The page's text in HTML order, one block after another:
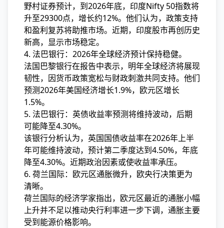
野村证券预计，到2026年底，印度Nifty 50指数将
升至29300点，增长约12%。他们认为，政策支持
和盈利复苏将助推市场。近期，印度股市再创历史
新高，显示市场稳定。
4. 法巴银行：2026年全球经济预计保持稳健。
法国巴黎银行在报告中表示，明年全球经济将展现
韧性，因货币政策宽松与财政刺激共同支持。他们
预测2026年美国经济增长1.9%，欧元区增长
1.5%。
5. 法巴银行：英债收益率预测将维持波动，后期
可能降至4.30%。
该银行分析认为，英国国债收益率在2026年上半
年可能维持波动，预计第二季度达到4.50%，年底
降至4.30%。近期政治因素或使收益率承压。
6. 荷兰国际：欧元区通胀微升，欧央行决策更为
清晰。
荷兰国际的经济学家指出，欧元区最近的通胀小幅
上升并不足以推动央行利率进一步下调，通胀主要
受到能源价格影响。